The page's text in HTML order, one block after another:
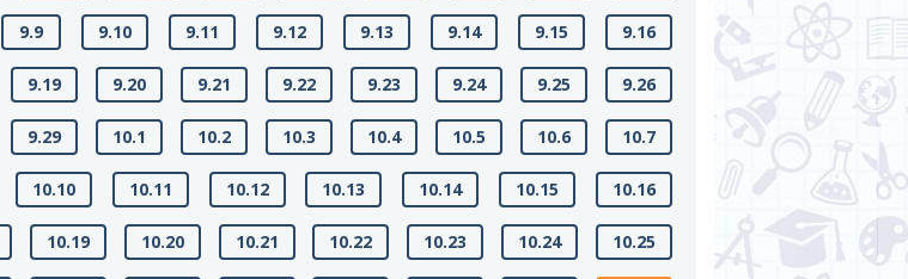
9.9 9.10 9.11 9.12 9.13 9.14 9.15 9.16
9.19 9.20 9.21 9.22 9.23 9.24 9.25 9.26
9.29 10.1 10.2 10.3 10.4 10.5 10.6 10.7
10.10 10.11 10.12 10.13 10.14 10.15 10.16
10.19 10.20 10.21 10.22 10.23 10.24 10.25